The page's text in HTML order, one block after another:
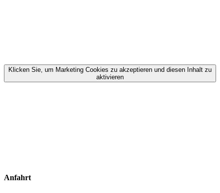
Klicken Sie, um Marketing Cookies zu akzeptieren und diesen Inhalt zu
aktivieren
Anfahrt